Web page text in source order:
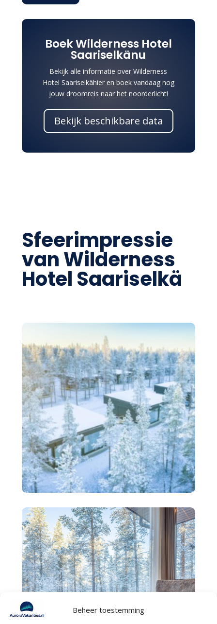
Beheer toestemming
Boek Wilderness Hotel
Saariselkänu
Bekijk alle informatie over Wilderness
Hotel Saariselkähier en boek vandaag nog
jouw droomreis naar het noorderlicht!
Bekijk beschikbare data
Sfeerimpressie
van Wilderness
Hotel Saariselkä